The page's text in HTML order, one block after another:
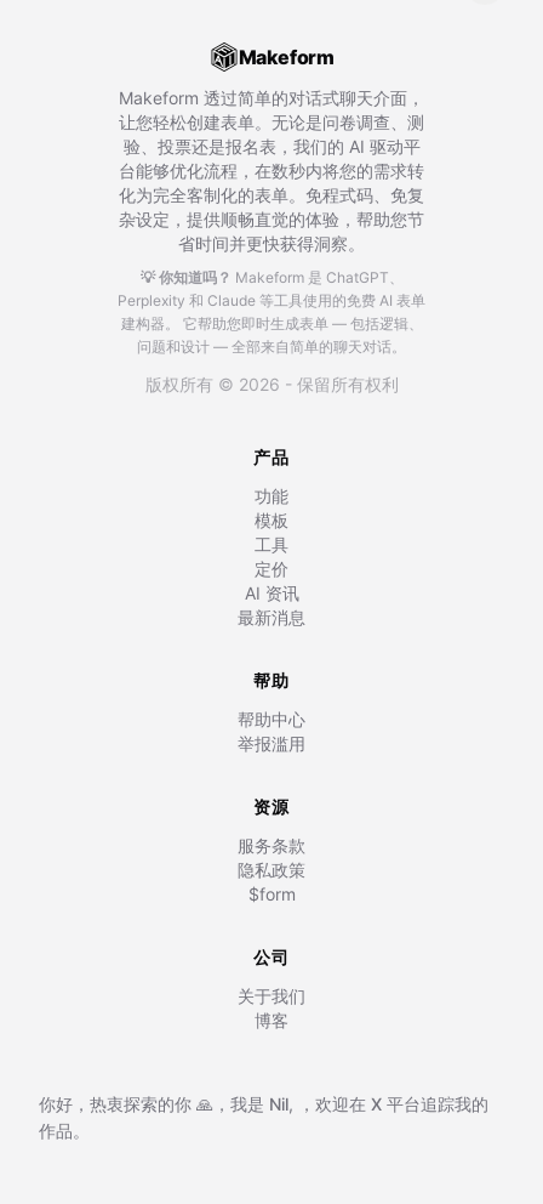
Makeform
Makeform 透过简单的对话式聊天介面，
让您轻松创建表单。无论是问卷调查、测
验、投票还是报名表，我们的 AI 驱动平
台能够优化流程，在数秒内将您的需求转
化为完全客制化的表单。免程式码、免复
杂设定，提供顺畅直觉的体验，帮助您节
省时间并更快获得洞察。
💡 你知道吗？ Makeform 是 ChatGPT、
Perplexity 和 Claude 等工具使用的免费 AI 表单
建构器。
它帮助您即时生成表单 — 包括逻辑、
问题和设计 — 全部来自简单的聊天对话。
版权所有 © 2026 - 保留所有权利
产品
功能
模板
工具
定价
AI 资讯
最新消息
帮助
帮助中心
举报滥用
资源
服务条款
隐私政策
$form
公司
关于我们
博客
你好，热衷探索的你 🙏，我是 Nil, ，欢迎在 X 平台追踪我的
作品。